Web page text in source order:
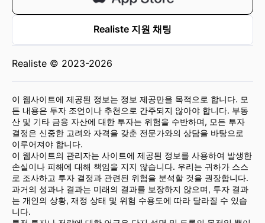
Realiste 지원 채팅
Realiste © 2023-2026
이 웹사이트에 제공된 정보는 정보 제공만을 목적으로 합니다. 모
든 내용은 투자 조언이나 추천으로 간주되지 않아야 합니다. 부동
산 및 기타 금융 자산에 대한 투자는 위험을 수반하며, 모든 투자
결정은 신중한 고려와 자격을 갖춘 전문가와의 상담을 바탕으로
이루어져야 합니다.
이 웹사이트의 관리자는 사이트에 제공된 정보를 사용하여 발생한
손실이나 피해에 대해 책임을 지지 않습니다. 우리는 귀하가 스스
로 조사하고 투자 결정과 관련된 위험을 분석할 것을 권장합니다.
과거의 성과나 결과는 미래의 결과를 보장하지 않으며, 투자 결과
는 개인의 상황, 재정 상태 및 위험 수용도에 따라 달라질 수 있습
니다.